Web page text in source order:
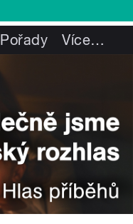
Pořady Více…